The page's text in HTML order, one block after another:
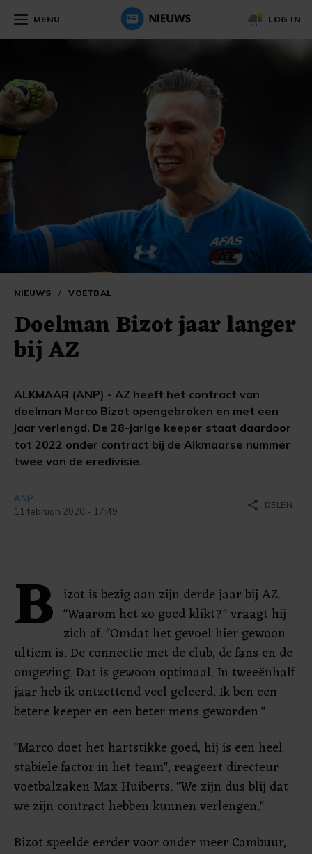
MENU LOG IN
NIEUWS / VOETBAL
Doelman Bizot jaar langer
bij AZ
ALKMAAR (ANP) - AZ heeft het contract van
doelman Marco Bizot opengebroken en met een
jaar verlengd. De 28-jarige keeper staat daardoor
tot 2022 onder contract bij de Alkmaarse nummer
twee van de eredivisie.
ANP
11 februari 2020 - 17:49
share DELEN
B izot is bezig aan zijn derde jaar bij AZ.
"Waarom het zo goed klikt?" vraagt hij
zich af. "Omdat het gevoel hier gewoon
ultiem is. De connectie met de club, de fans en de
omgeving. Dat is gewoon optimaal. In tweeënhalf
jaar heb ik ontzettend veel geleerd. Ik ben een
betere keeper en een beter mens geworden."
"Marco doet het hartstikke goed, hij is een heel
stabiele factor in het team", reageert directeur
voetbalzaken Max Huiberts. "We zijn dus blij dat
we zijn contract hebben kunnen verlengen."
Bizot speelde eerder voor onder meer Cambuur,